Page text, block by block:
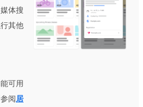
体搜
其他
可用
阅居